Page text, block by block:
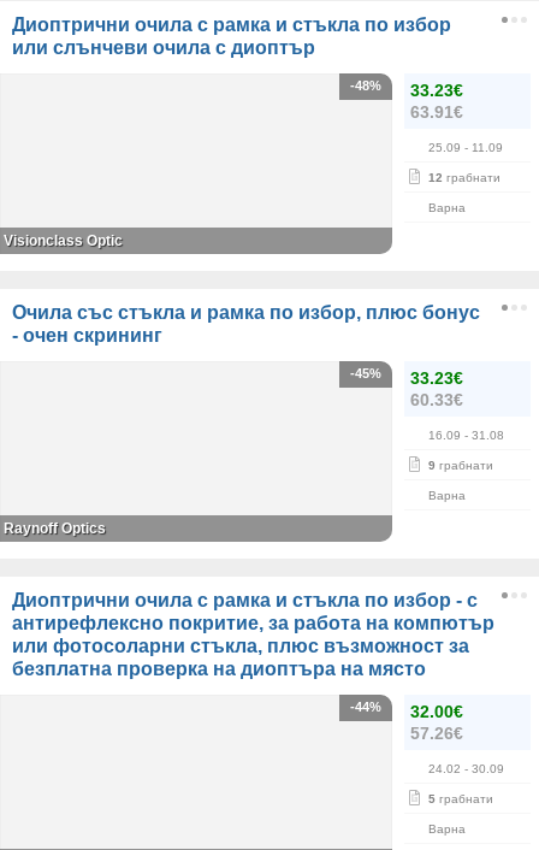
Диоптрични очила с рамка и стъкла по избор
или слънчеви очила с диоптър
33.23€
63.91€
25.09 - 11.09
12 грабнати
Варна
-48%
Visionclass Optic
Очила със стъкла и рамка по избор, плюс бонус
- очен скрининг
33.23€
60.33€
16.09 - 31.08
9 грабнати
Варна
-45%
Raynoff Optics
Диоптрични очила с рамка и стъкла по избор - с
антирефлексно покритие, за работа на компютър
или фотосоларни стъкла, плюс възможност за
безплатна проверка на диоптъра на място
32.00€
57.26€
24.02 - 30.09
5 грабнати
Варна
-44%